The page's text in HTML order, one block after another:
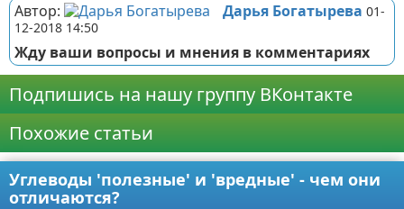
Автор: Дарья Богатырева 01-
12-2018 14:50
Жду ваши вопросы и мнения в комментариях
Подпишись на нашу группу ВКонтакте
Похожие статьи
Углеводы 'полезные' и 'вредные' - чем они
отличаются?